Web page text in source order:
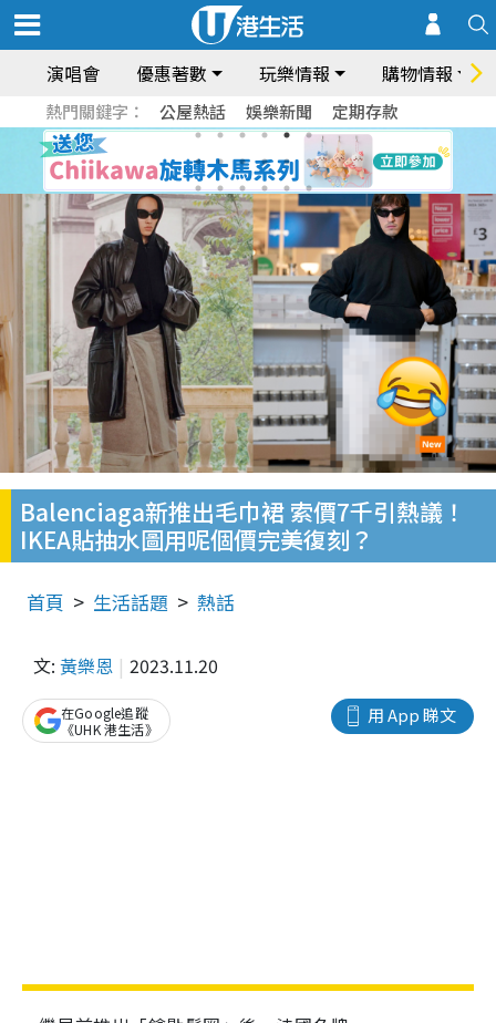
演唱會 優惠著數 玩樂情報 購物情報
熱門關鍵字： 公屋熱話 娛樂新聞 定期存款
Balenciaga新推出毛巾裙 索價7千引熱議！
IKEA貼抽水圖用呢個價完美復刻？
首頁 生活話題 熱話
文: 黃樂恩 2023.11.20
用 App 睇文
在Google追蹤
《UHK 港生活》